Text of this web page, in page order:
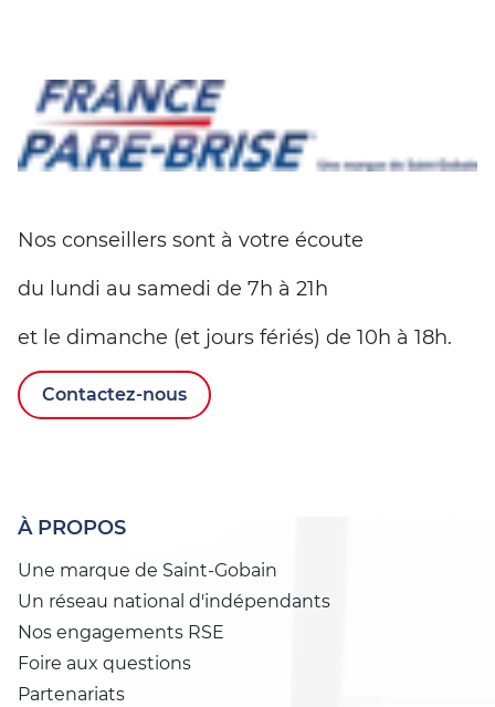
Nos conseillers sont à votre écoute
du lundi au samedi de 7h à 21h
et le dimanche (et jours fériés) de 10h à 18h.
Contactez-nous
À PROPOS
Une marque de Saint-Gobain
Un réseau national d'indépendants
Nos engagements RSE
Foire aux questions
Partenariats